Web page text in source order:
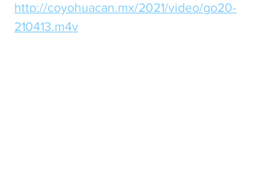
http://coyohuacan.mx/2021/video/go20-
210413.m4v